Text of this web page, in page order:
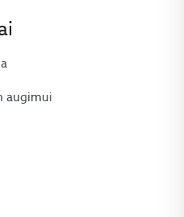
augimui